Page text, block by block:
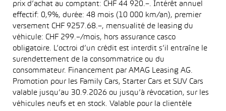
prix d’achat au comptant: CHF 44 920.–. Intérêt annuel
effectif: 0,9%, durée: 48 mois (10 000 km/an), premier
versement CHF 9257.68.–, mensualité de leasing du
véhicule: CHF 299.–/mois, hors assurance casco
obligatoire. L’octroi d’un crédit est interdit s’il entraîne le
surendettement de la consommatrice ou du
consommateur. Financement par AMAG Leasing AG.
Promotion pour les Family Cars, Starter Cars et SUV Cars
valable jusqu’au 30.9.2026 ou jusqu’à révocation, sur les
véhicules neufs et en stock. Valable pour la clientèle